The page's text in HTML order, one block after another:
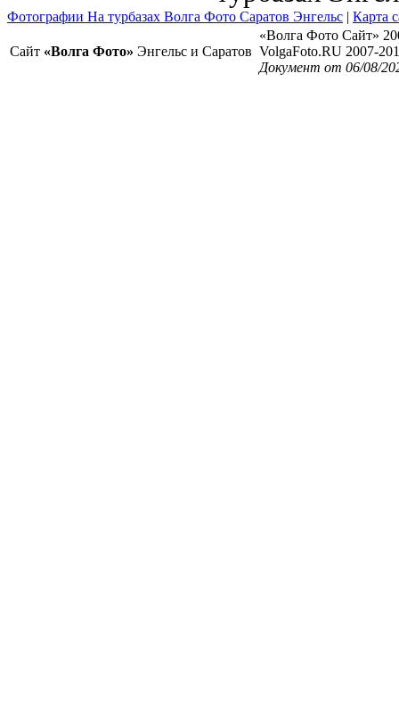
Фотографии На турбазах Волга Фото Саратов Энгельс | Карта
Сайт «Волга Фото» Энгельс и Саратов
«Волга Фото Сайт»
VolgaFoto.RU 2007-
Документ от 06/08/